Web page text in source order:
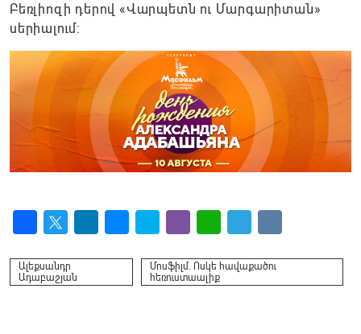
Բեռլիոզի դերով «Վարպետն ու Մարգարիտան»
սերիալում:
Ալեքսանդր
Ադաբաշյան
Մոսֆիլմ. Ոսկե հավաքածու
հեռուստաալիք